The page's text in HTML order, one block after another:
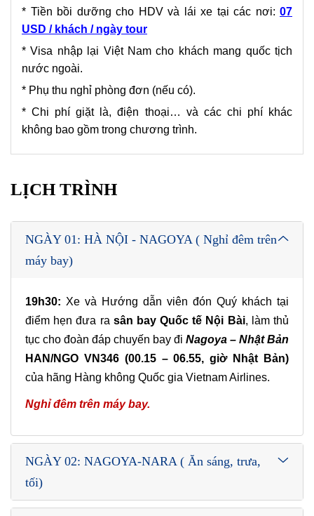
* Tiền bồi dưỡng cho HDV và lái xe tại các nơi: 07
USD / khách / ngày tour
* Visa nhập lại Việt Nam cho khách mang quốc tịch
nước ngoài.
* Phụ thu nghỉ phòng đơn (nếu có).
* Chi phí giặt là, điện thoại… và các chi phí khác
không bao gồm trong chương trình.
LỊCH TRÌNH
NGÀY 01: HÀ NỘI - NAGOYA ( Nghỉ đêm trên
máy bay)
19h30: Xe và Hướng dẫn viên đón Quý khách tại
điểm hẹn đưa ra sân bay Quốc tế Nội Bài, làm thủ
tục cho đoàn đáp chuyến bay đi Nagoya – Nhật Bản
HAN/NGO VN346 (00.15 – 06.55, giờ Nhật Bản)
của hãng Hàng không Quốc gia Vietnam Airlines.
Nghỉ đêm trên máy bay.
NGÀY 02: NAGOYA-NARA ( Ăn sáng, trưa,
tối)